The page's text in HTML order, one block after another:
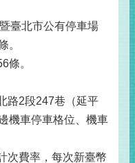
臺北市公有停車場
。
條。
路2段247巷（延平
機車停車格位、機車
次費率，每次新臺幣